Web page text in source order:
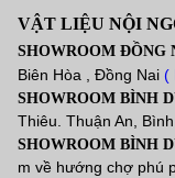
VẬT LIỆU NỘI
SHOWROOM ĐỒNG
Biên Hòa , Đồng Nai (
SHOWROOM BÌNH
Thiêu. Thuận An,
SHOWROOM BÌNH
m về hướng chợ phú